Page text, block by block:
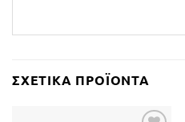
ΣΧΕΤΙΚΆ ΠΡΟΪΌΝΤΑ